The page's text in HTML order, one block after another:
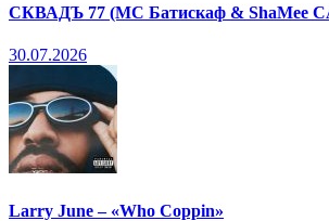
СКВАДЪ 77 (МС Батискаф & ShaMee
30.07.2026
Larry June – «Who Coppin»